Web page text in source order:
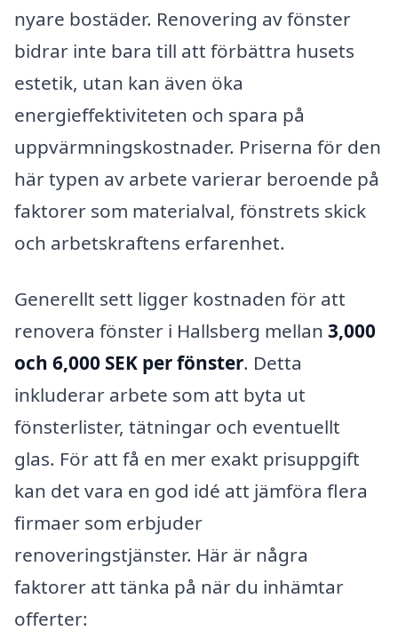
nyare bostäder. Renovering av fönster
bidrar inte bara till att förbättra husets
estetik, utan kan även öka
energieffektiviteten och spara på
uppvärmningskostnader. Priserna för den
här typen av arbete varierar beroende på
faktorer som materialval, fönstrets skick
och arbetskraftens erfarenhet.
Generellt sett ligger kostnaden för att
renovera fönster i Hallsberg mellan 3,000
och 6,000 SEK per fönster. Detta
inkluderar arbete som att byta ut
fönsterlister, tätningar och eventuellt
glas. För att få en mer exakt prisuppgift
kan det vara en god idé att jämföra flera
firmaer som erbjuder
renoveringstjänster. Här är några
faktorer att tänka på när du inhämtar
offerter: